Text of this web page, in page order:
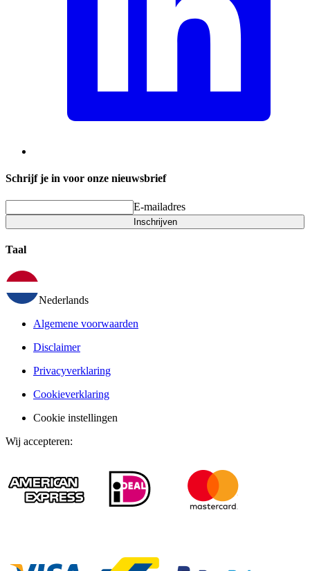
Schrijf je in voor onze nieuwsbrief
E-mailadres
Inschrijven
Taal
Nederlands
Algemene voorwaarden
Disclaimer
Privacyverklaring
Cookieverklaring
Cookie instellingen
Wij accepteren: